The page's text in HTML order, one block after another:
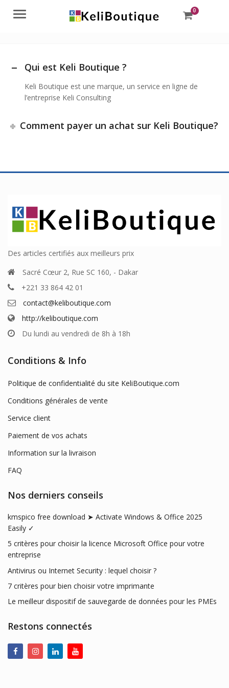
Menu 0
Qui est Keli Boutique ?
Keli Boutique est une marque, un service en ligne de
l’entreprise Keli Consulting
Comment payer un achat sur Keli Boutique?
Des articles certifiés aux meilleurs prix
Sacré Cœur 2, Rue SC 160, - Dakar
+221 33 864 42 01
contact@keliboutique.com
http://keliboutique.com
Du lundi au vendredi de 8h à 18h
Conditions & Info
Politique de confidentialité du site KeliBoutique.com
Conditions générales de vente
Service client
Paiement de vos achats
Information sur la livraison
FAQ
Nos derniers conseils
kmspico free download ➤ Activate Windows & Office 2025
Easily ✓
5 critères pour choisir la licence Microsoft Office pour votre
entreprise
Antivirus ou Internet Security : lequel choisir ?
7 critères pour bien choisir votre imprimante
Le meilleur dispositif de sauvegarde de données pour les PMEs
Restons connectés